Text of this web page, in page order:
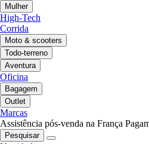
Mulher
High-Tech
Corrida
Moto & scooters
Todo-terreno
Aventura
Oficina
Bagagem
Outlet
Marcas
Assistência pós-venda na França
Pesquisar